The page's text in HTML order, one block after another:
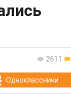
2611
Одноклассники